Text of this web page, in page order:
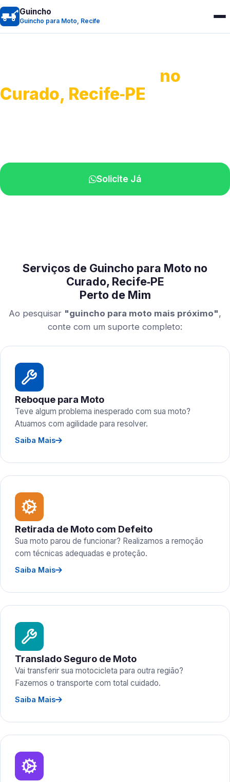
Guincho
Guincho para Moto, Recife
no
Curado, Recife‑PE
Solicite Já
Serviços de Guincho para Moto no
Curado, Recife‑PE
Perto de Mim
Ao pesquisar "guincho para moto mais próximo",
conte com um suporte completo:
Reboque para Moto
Teve algum problema inesperado com sua moto?
Atuamos com agilidade para resolver.
Saiba Mais
Retirada de Moto com Defeito
Sua moto parou de funcionar? Realizamos a remoção
com técnicas adequadas e proteção.
Saiba Mais
Translado Seguro de Moto
Vai transferir sua motocicleta para outra região?
Fazemos o transporte com total cuidado.
Saiba Mais